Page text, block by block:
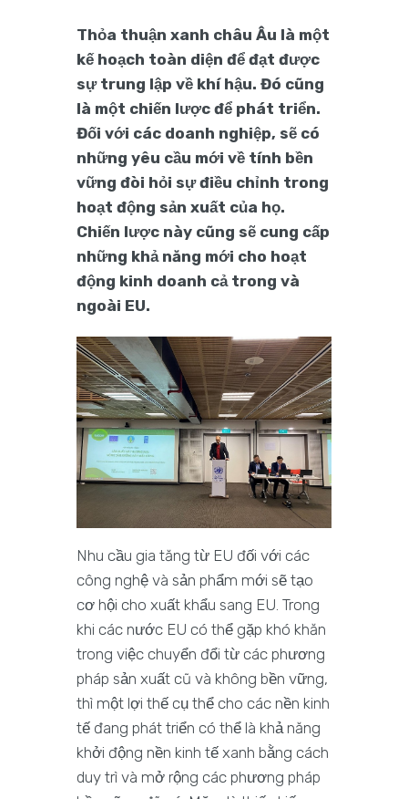
Thỏa thuận xanh châu Âu là một
kế hoạch toàn diện để đạt được
sự trung lập về khí hậu. Đó cũng
là một chiến lược để phát triển.
Đối với các doanh nghiệp, sẽ có
những yêu cầu mới về tính bền
vững đòi hỏi sự điều chỉnh trong
hoạt động sản xuất của họ.
Chiến lược này cũng sẽ cung cấp
những khả năng mới cho hoạt
động kinh doanh cả trong và
ngoài EU.
Nhu cầu gia tăng từ EU đối với các
công nghệ và sản phẩm mới sẽ tạo
cơ hội cho xuất khẩu sang EU. Trong
khi các nước EU có thể gặp khó khăn
trong việc chuyển đổi từ các phương
pháp sản xuất cũ và không bền vững,
thì một lợi thế cụ thể cho các nền kinh
tế đang phát triển có thể là khả năng
khởi động nền kinh tế xanh bằng cách
duy trì và mở rộng các phương pháp